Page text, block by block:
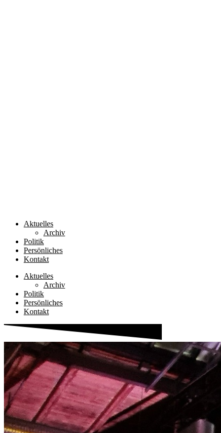
Aktuelles
Archiv
Politik
Persönliches
Kontakt
Aktuelles
Archiv
Politik
Persönliches
Kontakt